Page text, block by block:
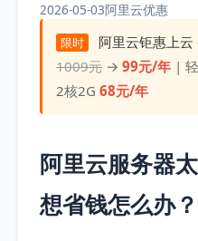
2026-05-03阿里云优惠
限时 阿里云钜惠上云
1009元 →99元/年 |
2核2G68元/年
阿里云服务器
想省钱怎么办？